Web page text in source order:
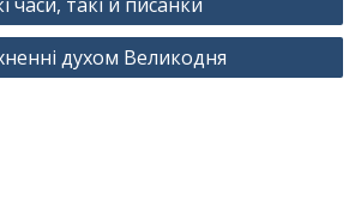
духом Великодня